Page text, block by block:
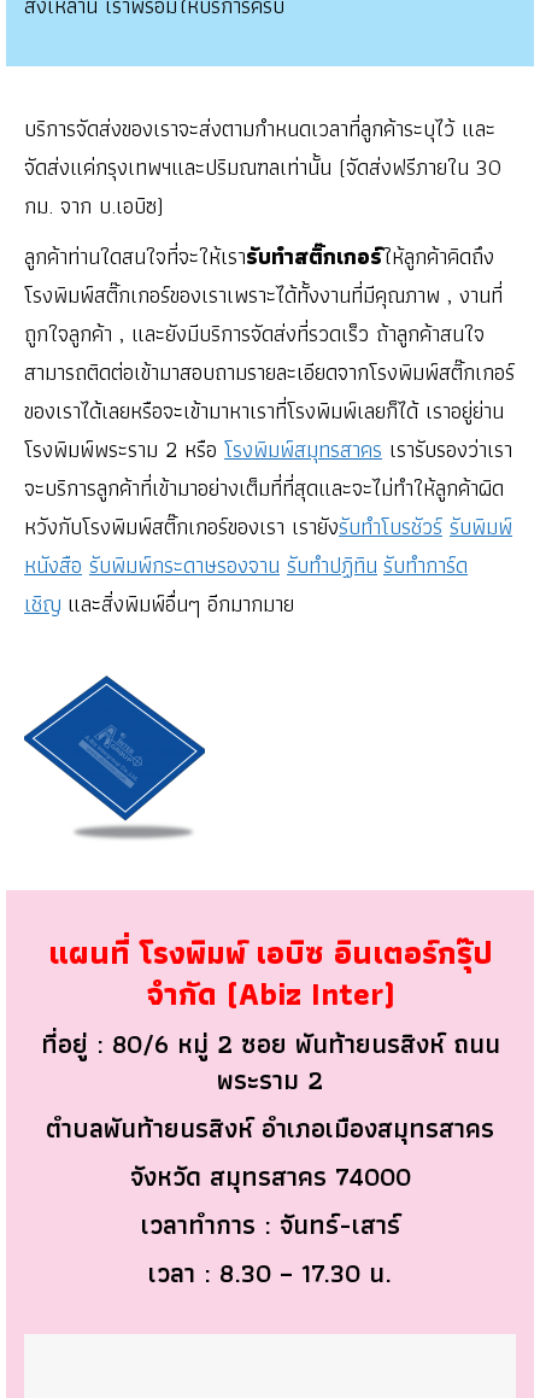
บริการจัดส่งของเราจะส่งตามกำหนดเวลาที่ลูกค้าระบุไว้ และ
จัดส่งแค่กรุงเทพฯและปริมณฑลเท่านั้น (จัดส่งฟรีภายใน 30
กม. จาก บ.เอบิซ)
ลูกค้าท่านใดสนใจที่จะให้เรารับทำสติ๊กเกอร์ให้ลูกค้าคิดถึง
โรงพิมพ์สติ๊กเกอร์ของเราเพราะได้ทั้งงานที่มีคุณภาพ , งานที่
ถูกใจลูกค้า , และยังมีบริการจัดส่งที่รวดเร็ว ถ้าลูกค้าสนใจ
สามารถติดต่อเข้ามาสอบถามรายละเอียดจากโรงพิมพ์สติ๊กเกอร์
ของเราได้เลยหรือจะเข้ามาหาเราที่โรงพิมพ์เลยก็ได้ เราอยู่ย่าน
โรงพิมพ์พระราม 2 หรือ โรงพิมพ์สมุทรสาคร เรารับรองว่าเรา
จะบริการลูกค้าที่เข้ามาอย่างเต็มที่ที่สุดและจะไม่ทำให้ลูกค้าผิด
หวังกับโรงพิมพ์สติ๊กเกอร์ของเรา เรายังรับทำโบรชัวร์ รับพิมพ์
หนังสือ รับพิมพ์กระดาษรองจาน รับทำปฏิทินรับทำการ์ด
เชิญ และสิ่งพิมพ์อื่นๆ อีกมากมาย
แผนที่ โรงพิมพ์ เอบิซ อินเตอร์กรุ๊ป
จำกัด (Abiz Inter)
ที่อยู่ : 80/6 หมู่ 2 ซอย พันท้ายนรสิงห์ ถนน
พระราม 2
ตำบลพันท้ายนรสิงห์ อำเภอเมืองสมุทรสาคร
จังหวัด สมุทรสาคร 74000
เวลาทำการ : จันทร์-เสาร์
เวลา : 8.30 – 17.30 น.